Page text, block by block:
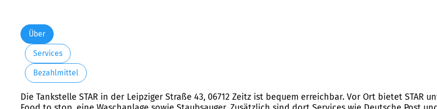
Über
Services
Bezahlmittel
Die Tankstelle STAR in der Leipziger Straße 43, 06712 Zeitz ist bequem erreichbar. Vor Ort bietet STAR